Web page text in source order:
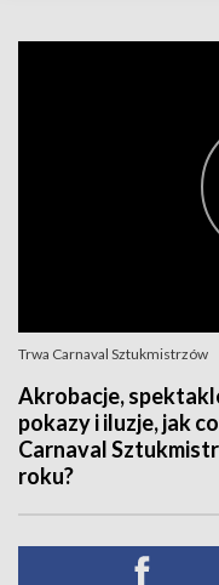
Trwa Carnaval Sztukmistrzów
Akrobacje,
pokazy i iluzje, jak
Carnaval
roku?